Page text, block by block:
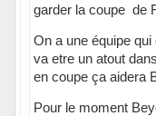
garder la coupe de
On a une équipe
va etre un atout
en coupe ça aidera
Pour le moment